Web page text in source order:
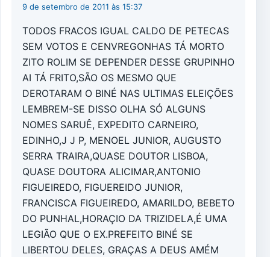
9 de setembro de 2011 às 15:37
TODOS FRACOS IGUAL CALDO DE PETECAS
SEM VOTOS E CENVREGONHAS TÁ MORTO
ZITO ROLIM SE DEPENDER DESSE GRUPINHO
AI TÁ FRITO,SÃO OS MESMO QUE
DEROTARAM O BINÉ NAS ULTIMAS ELEIÇÕES
LEMBREM-SE DISSO OLHA SÓ ALGUNS
NOMES SARUÊ, EXPEDITO CARNEIRO,
EDINHO,J J P, MENOEL JUNIOR, AUGUSTO
SERRA TRAIRA,QUASE DOUTOR LISBOA,
QUASE DOUTORA ALICIMAR,ANTONIO
FIGUEIREDO, FIGUEREIDO JUNIOR,
FRANCISCA FIGUEIREDO, AMARILDO, BEBETO
DO PUNHAL,HORAÇIO DA TRIZIDELA,É UMA
LEGIÃO QUE O EX.PREFEITO BINÉ SE
LIBERTOU DELES, GRAÇAS A DEUS AMÉM